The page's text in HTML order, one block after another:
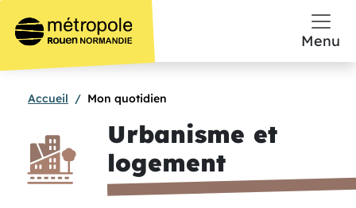
Menu
Accueil Mon quotidien
Urbanisme et
logement